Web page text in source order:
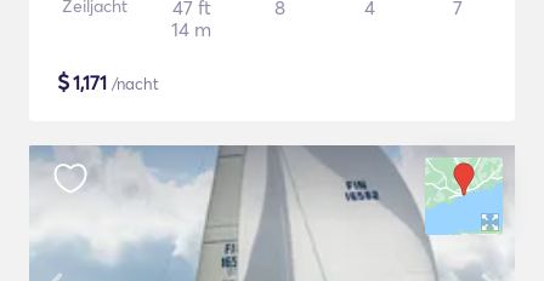
Zeiljacht
47 ft
14 m
8 4 7
$1,171 /nacht